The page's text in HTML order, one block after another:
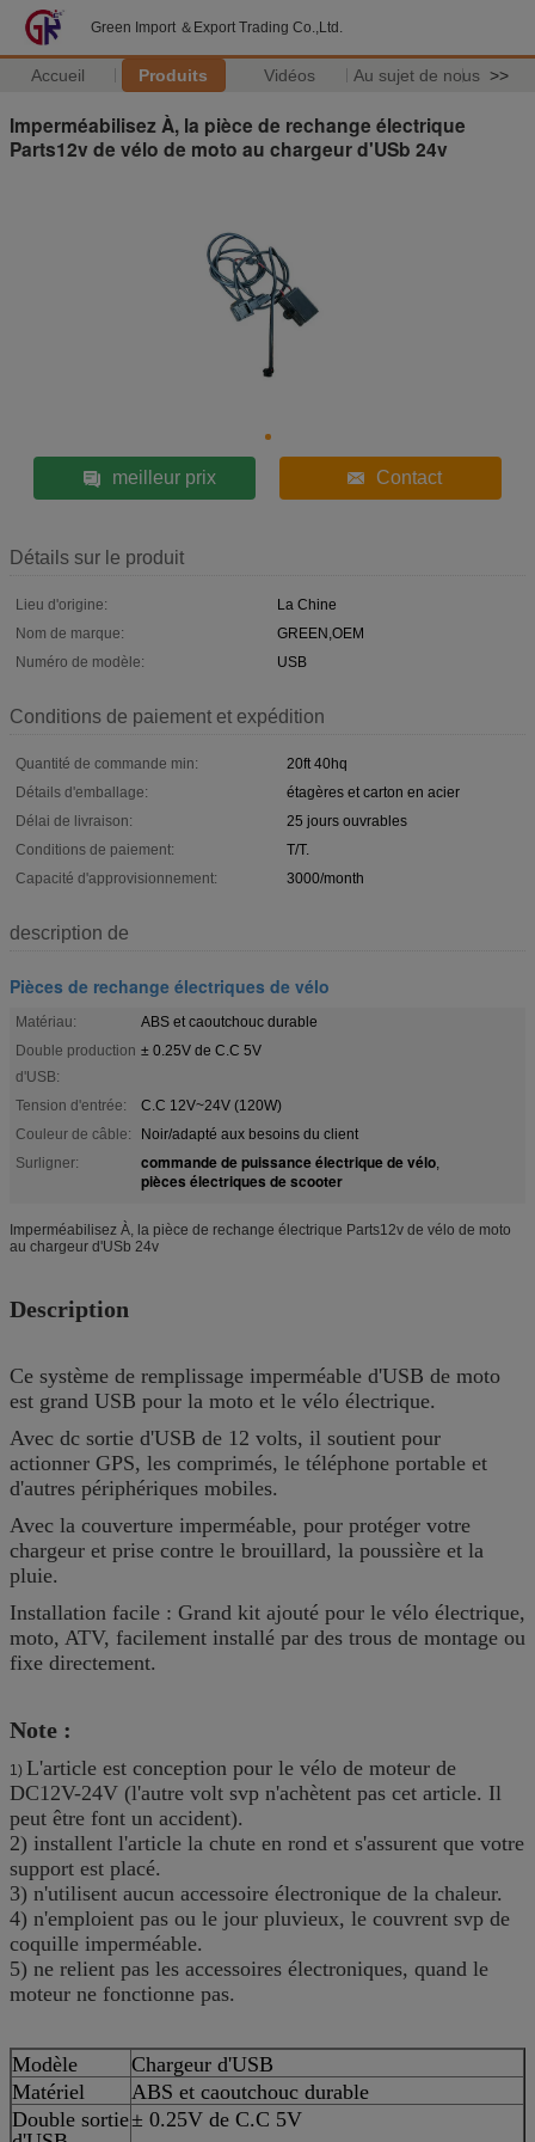
Green Import ＆Export Trading Co.,Ltd.
Accueil Produits Vidéos Au sujet de nous >>
Imperméabilisez À, la pièce de rechange électrique
Parts12v de vélo de moto au chargeur d'USb 24v
meilleur prix Contact
Détails sur le produit
Lieu d'origine:
La Chine
Nom de marque:
GREEN,OEM
Numéro de modèle:
USB
Conditions de paiement et expédition
Quantité de commande min:
20ft 40hq
Détails d'emballage:
étagères et carton en acier
Délai de livraison:
25 jours ouvrables
Conditions de paiement:
T/T.
Capacité d'approvisionnement:
3000/month
description de
Pièces de rechange électriques de vélo
Matériau:
ABS et caoutchouc durable
Double production
d'USB:
± 0.25V de C.C 5V
Tension d'entrée:
C.C 12V~24V (120W)
Couleur de câble:
Noir/adapté aux besoins du client
Surligner:
commande de puissance électrique de vélo,
pièces électriques de scooter
Imperméabilisez À, la pièce de rechange électrique Parts12v de vélo de moto
au chargeur d'USb 24v
Description
Ce système de remplissage imperméable d'USB de moto
est grand USB pour la moto et le vélo électrique.
Avec dc sortie d'USB de 12 volts, il soutient pour
actionner GPS, les comprimés, le téléphone portable et
d'autres périphériques mobiles.
Avec la couverture imperméable, pour protéger votre
chargeur et prise contre le brouillard, la poussière et la
pluie.
Installation facile : Grand kit ajouté pour le vélo électrique,
moto, ATV, facilement installé par des trous de montage ou
fixe directement.
Note :
1) L'article est conception pour le vélo de moteur de
DC12V-24V (l'autre volt svp n'achètent pas cet article. Il
peut être font un accident).
2) installent l'article la chute en rond et s'assurent que votre
support est placé.
3) n'utilisent aucun accessoire électronique de la chaleur.
4) n'emploient pas ou le jour pluvieux, le couvrent svp de
coquille imperméable.
5) ne relient pas les accessoires électroniques, quand le
moteur ne fonctionne pas.
Modèle
Chargeur d'USB
Matériel
ABS et caoutchouc durable
Double sortie± 0.25V de C.C 5V